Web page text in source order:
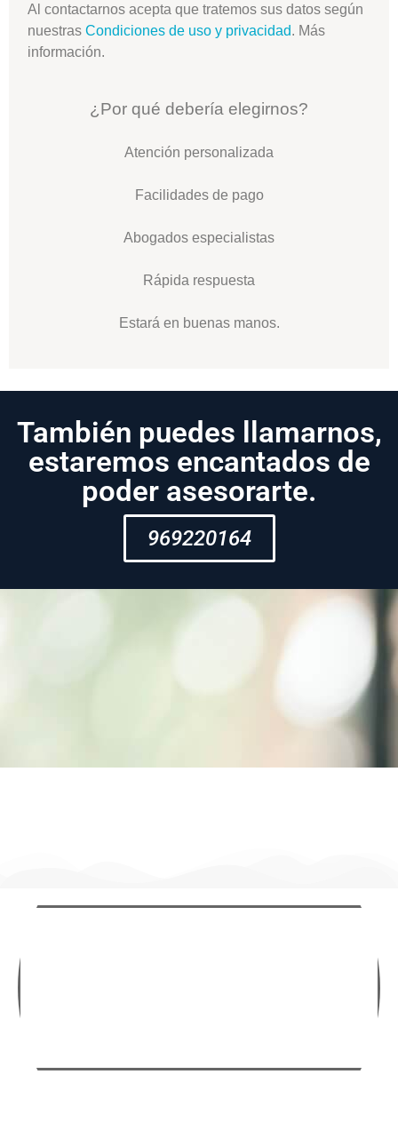
Al contactarnos acepta que tratemos sus datos según
nuestrasCondiciones de uso y privacidad. Más
información.
¿Por qué debería elegirnos?
Atención personalizada
Facilidades de pago
Abogados especialistas
Rápida respuesta
Estará en buenas manos.
También puedes llamarnos,
estaremos encantados de
poder asesorarte.
969220164